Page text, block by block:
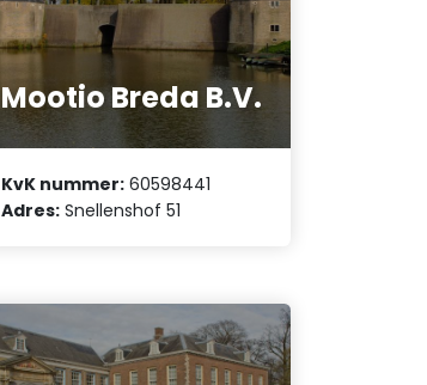
Mootio Breda B.V.
KvK nummer: 60598441
Adres: Snellenshof 51